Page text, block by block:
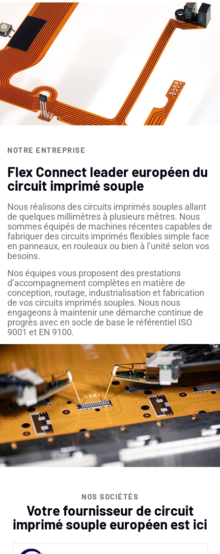
NOTRE ENTREPRISE
Flex Connect leader européen du
circuit imprimé souple
Nous réalisons des circuits imprimés souples allant
de quelques millimètres à plusieurs mètres. Nous
sommes équipés de machines récentes capables de
fabriquer des circuits imprimés flexibles simple face
en panneaux, en rouleaux ou bien à l’unité selon vos
besoins.
Nos équipes vous proposent des prestations
d’accompagnement complètes en matière de
conception, routage, industrialisation et fabrication
de vos circuits imprimés souples. Nous nous
engageons à maintenir une démarche continue de
progrès avec en socle de base le référentiel ISO
9001 et EN 9100.
NOS SOCIÉTÉS
Votre fournisseur de circuit
imprimé souple européen est ici